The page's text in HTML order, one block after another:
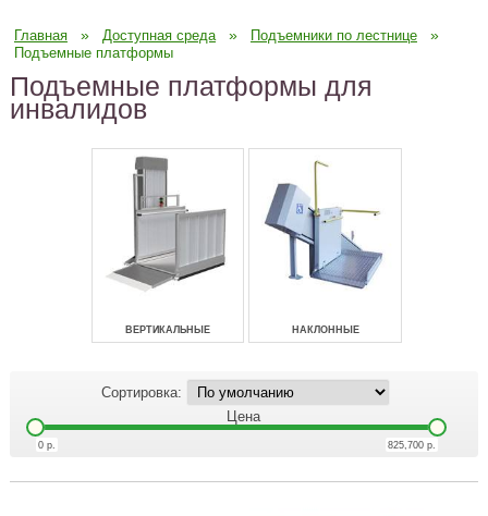
Главная » Доступная среда » Подъемники по лестнице »
Подъемные платформы
Подъемные платформы для
инвалидов
ВЕРТИКАЛЬНЫЕ НАКЛОННЫЕ
Сортировка:
Цена
0 р. 825,700 р.